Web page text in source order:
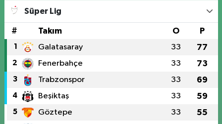
Süper Lig
# Takım O P
1 Galatasaray 33 77
2 Fenerbahçe 33 73
3 Trabzonspor 33 69
4 Beşiktaş 33 59
5 Göztepe 33 55